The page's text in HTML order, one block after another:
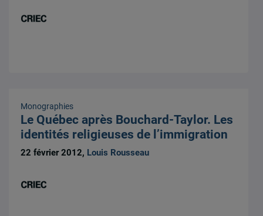
Monographies
Le Québec après Bouchard-Taylor. Les
identités religieuses de l’immigration
22 février 2012, Louis Rousseau